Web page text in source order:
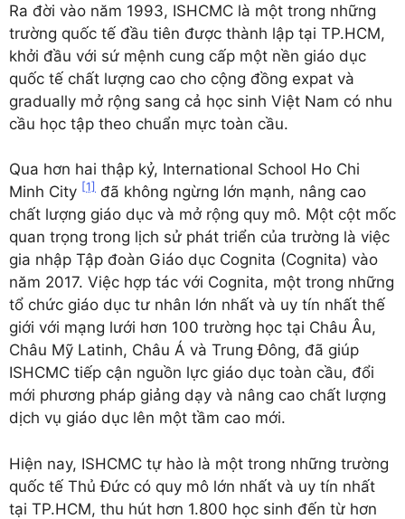
Ra đời vào năm 1993, ISHCMC là một trong những
trường quốc tế đầu tiên được thành lập tại TP.HCM,
khởi đầu với sứ mệnh cung cấp một nền giáo dục
quốc tế chất lượng cao cho cộng đồng expat và
gradually mở rộng sang cả học sinh Việt Nam có nhu
cầu học tập theo chuẩn mực toàn cầu.
Qua hơn hai thập kỷ, International School Ho Chi
Minh City [1] đã không ngừng lớn mạnh, nâng cao
chất lượng giáo dục và mở rộng quy mô. Một cột mốc
quan trọng trong lịch sử phát triển của trường là việc
gia nhập Tập đoàn Giáo dục Cognita (Cognita) vào
năm 2017. Việc hợp tác với Cognita, một trong những
tổ chức giáo dục tư nhân lớn nhất và uy tín nhất thế
giới với mạng lưới hơn 100 trường học tại Châu Âu,
Châu Mỹ Latinh, Châu Á và Trung Đông, đã giúp
ISHCMC tiếp cận nguồn lực giáo dục toàn cầu, đổi
mới phương pháp giảng dạy và nâng cao chất lượng
dịch vụ giáo dục lên một tầm cao mới.
Hiện nay, ISHCMC tự hào là một trong những trường
quốc tế Thủ Đức có quy mô lớn nhất và uy tín nhất
tại TP.HCM, thu hút hơn 1.800 học sinh đến từ hơn